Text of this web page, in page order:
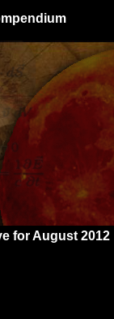
for August 2012